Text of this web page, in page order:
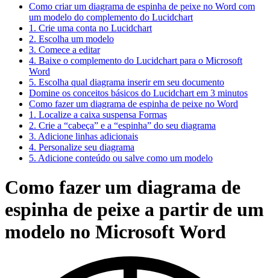
Como criar um diagrama de espinha de peixe no Word com
um modelo do complemento do Lucidchart
1. Crie uma conta no Lucidchart
2. Escolha um modelo
3. Comece a editar
4. Baixe o complemento do Lucidchart para o Microsoft
Word
5. Escolha qual diagrama inserir em seu documento
Domine os conceitos básicos do Lucidchart em 3 minutos
Como fazer um diagrama de espinha de peixe no Word
1. Localize a caixa suspensa Formas
2. Crie a “cabeça” e a “espinha” do seu diagrama
3. Adicione linhas adicionais
4. Personalize seu diagrama
5. Adicione conteúdo ou salve como um modelo
Como fazer um diagrama de
espinha de peixe a partir de um
modelo no Microsoft Word